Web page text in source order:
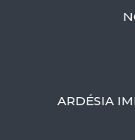
ARDÉSIA